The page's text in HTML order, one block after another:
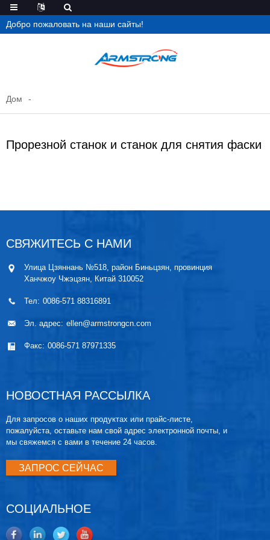
Добро пожаловать на наши сайты!
Дом
Прорезной станок и станок для снятия фаски
СВЯЖИТЕСЬ С НАМИ
Улица Цзяннань №518, район Биньцзян, провинция
Ханчжоу Чжэцзян, Китай 310052
Тел: 0086-571 88316891
Эл. адрес: ellen@armstrongcn.com
Факс: 0086-571 87971335
НОВОСТНАЯ РАССЫЛКА
Для запросов о наших продуктах или прайс-листе,
пожалуйста, оставьте нам свой адрес электронной почты, и
мы свяжемся с вами в течение 24 часов.
ЗАПРОС СЕЙЧАС
СОЦИАЛЬНОЕ